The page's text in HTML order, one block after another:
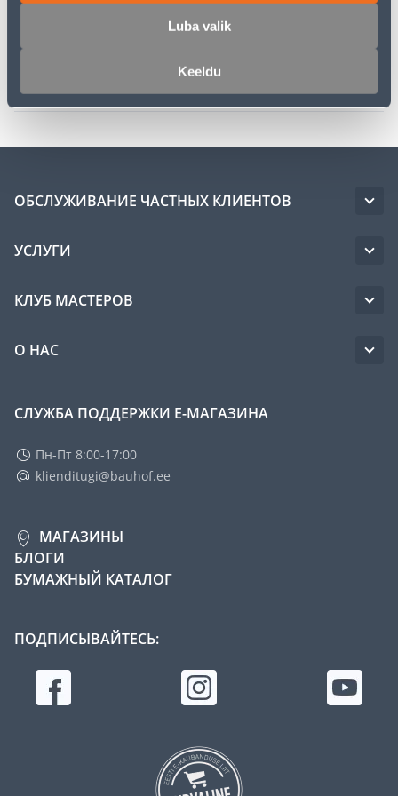
Luba valik
Keeldu
ОБСЛУЖИВАНИЕ ЧАСТНЫХ КЛИЕНТОВ
УСЛУГИ
КЛУБ МАСТЕРОВ
О НАС
СЛУЖБА ПОДДЕРЖКИ Е-МАГАЗИНА
Пн-Пт 8:00-17:00
klienditugi@bauhof.ee
МАГАЗИНЫ
БЛОГИ
БУМАЖНЫЙ КАТАЛОГ
ПОДПИСЫВАЙТЕСЬ: